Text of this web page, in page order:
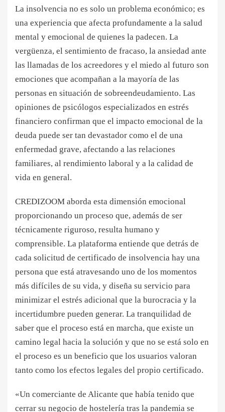
La insolvencia no es solo un problema económico; es
una experiencia que afecta profundamente a la salud
mental y emocional de quienes la padecen. La
vergüenza, el sentimiento de fracaso, la ansiedad ante
las llamadas de los acreedores y el miedo al futuro son
emociones que acompañan a la mayoría de las
personas en situación de sobreendeudamiento. Las
opiniones de psicólogos especializados en estrés
financiero confirman que el impacto emocional de la
deuda puede ser tan devastador como el de una
enfermedad grave, afectando a las relaciones
familiares, al rendimiento laboral y a la calidad de
vida en general.
CREDIZOOM aborda esta dimensión emocional
proporcionando un proceso que, además de ser
técnicamente riguroso, resulta humano y
comprensible. La plataforma entiende que detrás de
cada solicitud de certificado de insolvencia hay una
persona que está atravesando uno de los momentos
más difíciles de su vida, y diseña su servicio para
minimizar el estrés adicional que la burocracia y la
incertidumbre pueden generar. La tranquilidad de
saber que el proceso está en marcha, que existe un
camino legal hacia la solución y que no se está solo en
el proceso es un beneficio que los usuarios valoran
tanto como los efectos legales del propio certificado.
«Un comerciante de Alicante que había tenido que
cerrar su negocio de hostelería tras la pandemia se